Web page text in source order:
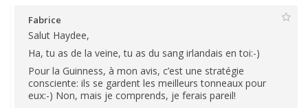
Fabrice
Salut Haydee,
Ha, tu as de la veine, tu as du sang irlandais en toi:-)
Pour la Guinness, à mon avis, c’est une stratégie
consciente: ils se gardent les meilleurs tonneaux pour
eux:-) Non, mais je comprends, je ferais pareil!